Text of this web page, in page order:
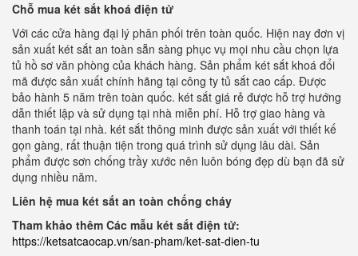
Chỗ mua két sắt khoá điện tử
Với các cửa hàng đại lý phân phối trên toàn quốc. Hiện nay đơn vị
sản xuất két sắt an toàn sẵn sàng phục vụ mọi nhu cầu chọn lựa
tủ hồ sơ văn phòng của khách hàng. Sản phẩm két sắt khoá đổi
mã được sản xuất chính hãng tại công ty tủ sắt cao cấp. Được
bảo hành 5 năm trên toàn quốc. két sắt giá rẻ được hỗ trợ hướng
dẫn thiết lập và sử dụng tại nhà miễn phí. Hỗ trợ giao hàng và
thanh toán tại nhà. két sắt thông minh được sản xuất với thiết kế
gọn gàng, rất thuận tiện trong quá trình sử dụng lâu dài. Sản
phẩm được sơn chống trầy xước nên luôn bóng đẹp dù bạn đã sử
dụng nhiều năm.
Liên hệ mua két sắt an toàn chống cháy
Tham khảo thêm Các mẫu két sắt điện tử:
https://ketsatcaocap.vn/san-pham/ket-sat-dien-tu